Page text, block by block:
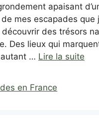
apaisant
de mes escapades que
des trésors
Des lieux qui
… Lire la suite
en France